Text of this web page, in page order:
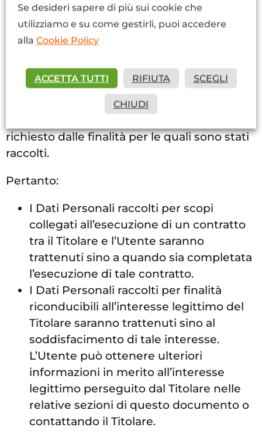
trattamento di Dati Personali o chiedere
informazioni al Titolare contattandolo agli
estremi riportati in apertura.
Periodo di conservazione
richiesto dalle finalità per le quali sono stati
raccolti.
Pertanto:
I Dati Personali raccolti per scopi
collegati all’esecuzione di un contratto
tra il Titolare e l’Utente saranno
trattenuti sino a quando sia completata
l’esecuzione di tale contratto.
I Dati Personali raccolti per finalità
riconducibili all’interesse legittimo del
Titolare saranno trattenuti sino al
soddisfacimento di tale interesse.
L’Utente può ottenere ulteriori
informazioni in merito all’interesse
legittimo perseguito dal Titolare nelle
relative sezioni di questo documento o
contattando il Titolare.
Se desideri sapere di più sui cookie che
utilizziamo e su come gestirli, puoi accedere
alla Cookie Policy
ACCETTA TUTTI RIFIUTA SCEGLI
CHIUDI